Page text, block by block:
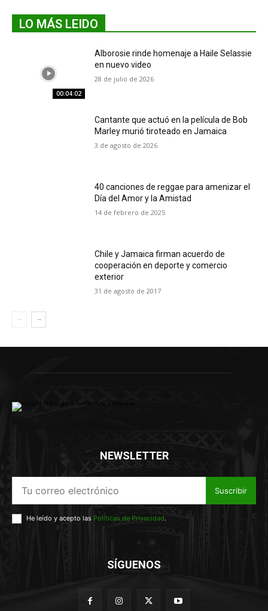
LO MÁS LEIDO
00:04:02
Alborosie rinde homenaje a Haile Selassie
en nuevo video
28 de julio de 2026
Cantante que actuó en la película de Bob
Marley murió tiroteado en Jamaica
3 de agosto de 2026
40 canciones de reggae para amenizar el
Día del Amor y la Amistad
14 de febrero de 2025
Chile y Jamaica firman acuerdo de
cooperación en deporte y comercio
exterior
31 de agosto de 2017
NEWSLETTER
Suscribir
He leído y acepto las Políticas de Privacidad.
SÍGUENOS